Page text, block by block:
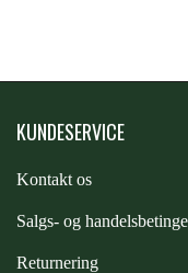
KUNDESERVICE
Kontakt os
Salgs- og
Returnering